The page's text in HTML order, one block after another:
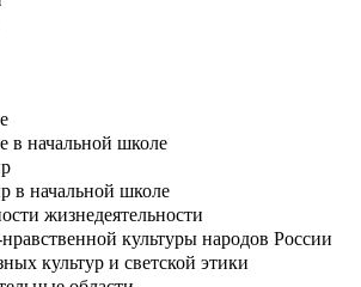
в начальной школе
начальной школе
жизнедеятельности
культуры народов России
культур и светской этики